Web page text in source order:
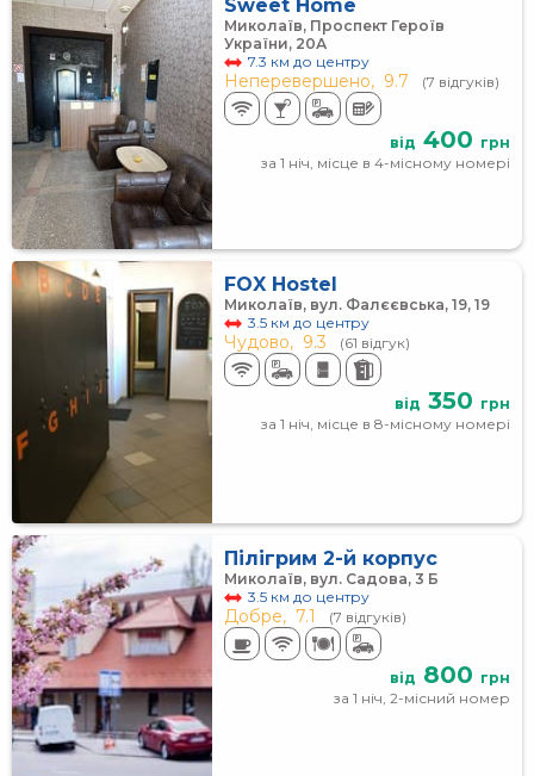
Sweet Home
Миколаїв, Проспект Героїв
України, 20А
7.3 км до центру
Неперевершено, 9.7 (7 відгуків)
від 400 грн
за 1 ніч, місце в 4-місному номері
FOX Hostel
Миколаїв, вул. Фалєєвська, 19, 19
3.5 км до центру
Чудово, 9.3 (61 відгук)
від 350 грн
за 1 ніч, місце в 8-місному номері
Пілігрим 2-й корпус
Миколаїв, вул. Садова, 3 Б
3.5 км до центру
Добре, 7.1 (7 відгуків)
від 800 грн
за 1 ніч, 2-місний номер